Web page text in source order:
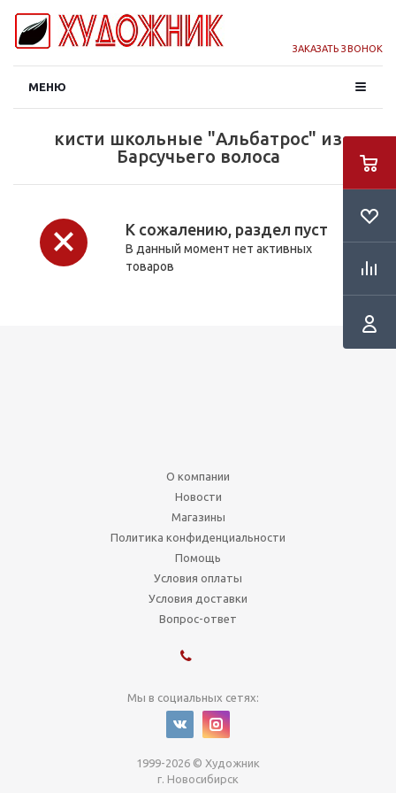
ЗАКАЗАТЬ ЗВОНОК
МЕНЮ
кисти школьные "Альбатрос" из
Барсучьего волоса
К сожалению, раздел пуст
В данный момент нет активных
товаров
О компании
Новости
Магазины
Политика конфиденциальности
Помощь
Условия оплаты
Условия доставки
Вопрос-ответ
Мы в социальных сетях:
1999-2026 © Художник
г. Новосибирск